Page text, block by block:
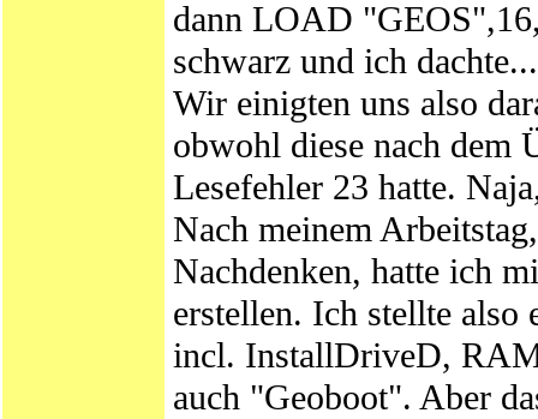
dann LOAD
schwarz und ich
Wir einigten uns also
obwohl diese nach dem
Lesefehler 23 hatte.
Nach meinem
Nachdenken, hatte ich
erstellen. Ich stellte also
incl. InstallDriveD,
auch "Geoboot". Aber